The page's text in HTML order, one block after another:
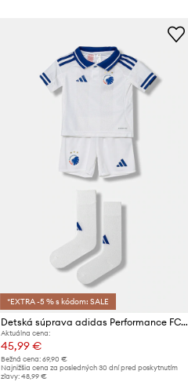
*EXTRA -5 % s kódom: SALE
Detská súprava adidas Performance FCK 2-pak
Aktuálna cena:
45,99 €
Bežná cena: 69,90 €
Najnižšia cena za posledných 30 dní pred poskytnutím
zľavy: 48,99 €